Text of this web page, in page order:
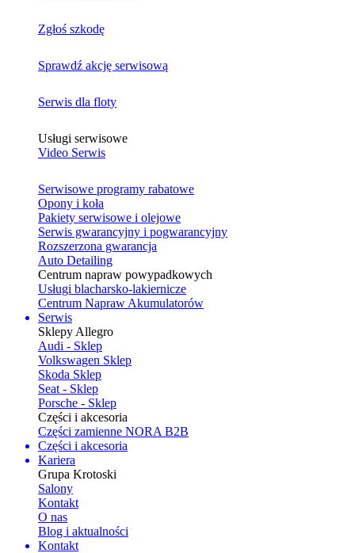
Zgłoś szkodę
Sprawdź akcję serwisową
Serwis dla floty
Usługi serwisowe
Video Serwis
Serwisowe programy rabatowe
Opony i koła
Pakiety serwisowe i olejowe
Serwis gwarancyjny i pogwarancyjny
Rozszerzona gwarancja
Auto Detailing
Centrum napraw powypadkowych
Usługi blacharsko-lakiernicze
Centrum Napraw Akumulatorów
Serwis
Sklepy Allegro
Audi - Sklep
Volkswagen Sklep
Skoda Sklep
Seat - Sklep
Porsche - Sklep
Części i akcesoria
Części zamienne NORA B2B
Części i akcesoria
Kariera
Grupa Krotoski
Salony
Kontakt
O nas
Blog i aktualności
Kontakt